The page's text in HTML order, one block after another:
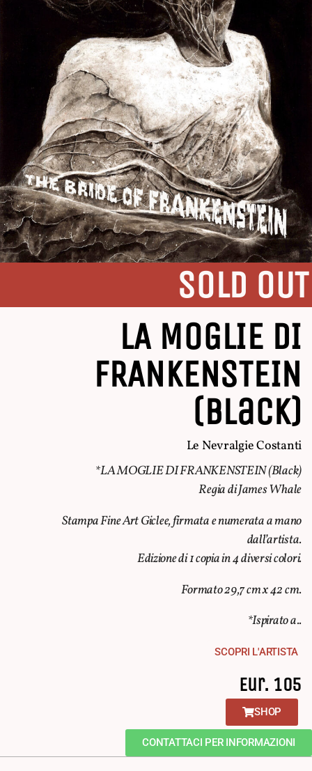
SOLD OUT
LA MOGLIE DI
FRANKENSTEIN
(Black)
Le Nevralgie Costanti
*LA MOGLIE DI FRANKENSTEIN (Black)
Regia di James Whale
Stampa Fine Art Giclee, firmata e numerata a mano
dall’artista.
Edizione di 1 copia in 4 diversi colori.
Formato 29,7 cm x 42 cm.
*Ispirato a..
SCOPRI L'ARTISTA
Eur. 105
SHOP
CONTATTACI PER INFORMAZIONI